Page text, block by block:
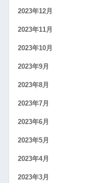
2023年12月
2023年11月
2023年10月
2023年9月
2023年8月
2023年7月
2023年6月
2023年5月
2023年4月
2023年3月